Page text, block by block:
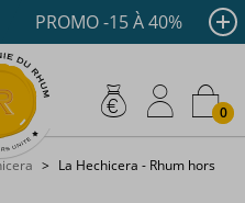
100 € Livraison
PROMO -15 À 40%
0
La Hechicera - Rhum hors